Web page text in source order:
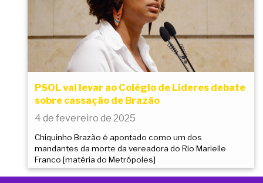
PSOL vai levar ao Colégio de Líderes debate
sobre cassação de Brazão
4 de fevereiro de 2025
Chiquinho Brazão é apontado como um dos
mandantes da morte da vereadora do Rio Marielle
Franco [matéria do Metrópoles]